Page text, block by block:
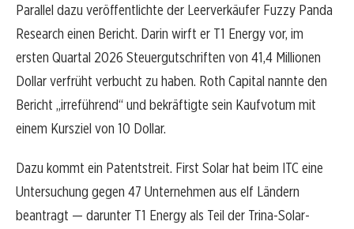
Parallel dazu veröffentlichte der Leerverkäufer Fuzzy Panda
Research einen Bericht. Darin wirft er T1 Energy vor, im
ersten Quartal 2026 Steuergutschriften von 41,4 Millionen
Dollar verfrüht verbucht zu haben. Roth Capital nannte den
Bericht „irreführend“ und bekräftigte sein Kaufvotum mit
einem Kursziel von 10 Dollar.
Dazu kommt ein Patentstreit. First Solar hat beim ITC eine
Untersuchung gegen 47 Unternehmen aus elf Ländern
beantragt — darunter T1 Energy als Teil der Trina-Solar-